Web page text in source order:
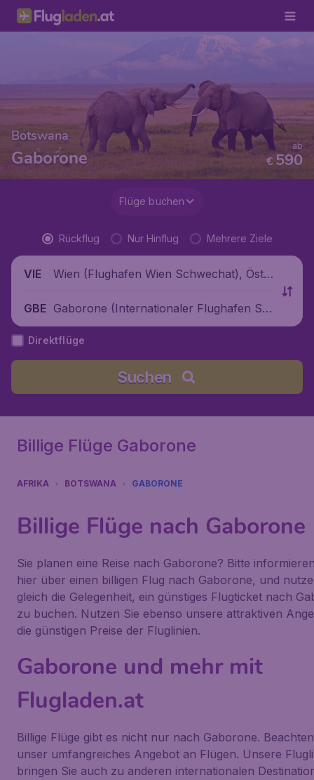
Botswana
Gaborone €590
ab
Flüge buchen
Rückflug Nur Hinflug Mehrere Ziele
VIE
Wien (Flughafen Wien Schwechat), Öste
GBE Gaborone (Internationaler Flughafen Sir
Seretse Khama), Botswana
Direktflüge
Suchen
Billige Flüge Gaborone
AFRIKA BOTSWANA GABORONE
Billige Flüge nach Gaborone
Sie planen eine Reise nach Gaborone? Bitte
hier über einen billigen Flug nach Gaborone, und
gleich die Gelegenheit, ein günstiges Flugticket nach
zu buchen. Nutzen Sie ebenso unsere attraktiven
die günstigen Preise der Fluglinien.
Gaborone und mehr mit
Flugladen.at
Billige Flüge gibt es nicht nur nach Gaborone.
unser umfangreiches Angebot an Flügen. Unsere
bringen Sie auch zu anderen internationalen